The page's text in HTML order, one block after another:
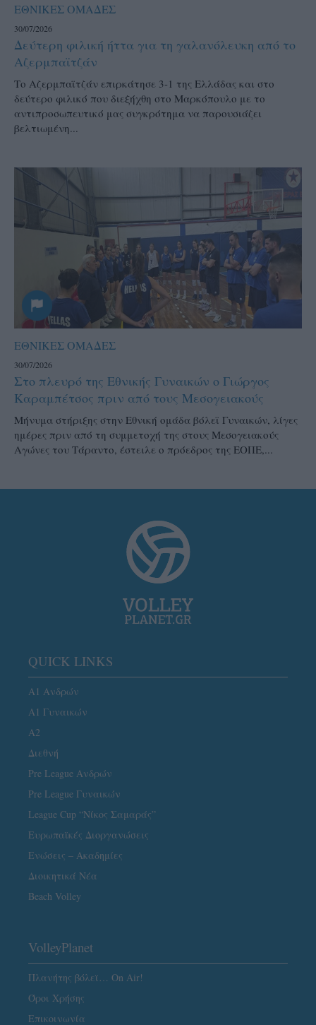
ΕΘΝΙΚΕΣ ΟΜΑΔΕΣ
30/07/2026
Δεύτερη φιλική ήττα για τη γαλανόλευκη από το
Αζερμπαϊτζάν
Το Αζερμπαϊτζάν επιρκάτησε 3-1 της Ελλάδας και στο
δεύτερο φιλικό που διεξήχθη στο Μαρκόπουλο με το
αντιπροσωπευτικό μας συγκρότημα να παρουσιάζει
βελτιωμένη...
ΕΘΝΙΚΕΣ ΟΜΑΔΕΣ
30/07/2026
Στο πλευρό της Εθνικής Γυναικών ο Γιώργος
Καραμπέτσος πριν από τους Μεσογειακούς
Μήνυμα στήριξης στην Εθνική ομάδα βόλεϊ Γυναικών, λίγες
ημέρες πριν από τη συμμετοχή της στους Μεσογειακούς
Αγώνες του Τάραντο, έστειλε ο πρόεδρος της ΕΟΠΕ,...
QUICK LINKS
Α1 Ανδρών
Α1 Γυναικών
A2
Διεθνή
Pre League Ανδρών
Pre League Γυναικών
League Cup “Νίκος Σαμαράς”
Ευρωπαϊκές Διοργανώσεις
Ενώσεις – Ακαδημίες
Διοικητικά Νέα
Beach Volley
VolleyPlanet
Πλανήτης βόλεϊ… On Air!
Όροι Χρήσης
Επικοινωνία